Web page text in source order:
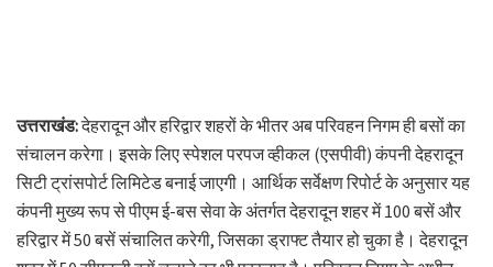
उत्तराखंड:देहरादून और हरिद्वार शहरों के भीतर अब परिवहन निगम ही बसों का
संचालन करेगा। इसके लिए स्पेशल परपज व्हीकल (एसपीवी) कंपनी देहरादून
सिटी ट्रांसपोर्ट लिमिटेड बनाई जाएगी। आर्थिक सर्वेक्षण रिपोर्ट के अनुसार यह
कंपनी मुख्य रूप से पीएम ई-बस सेवा के अंतर्गत देहरादून शहर में 100 बसें और
हरिद्वार में 50 बसें संचालित करेगी, जिसका ड्राफ्ट तैयार हो चुका है। देहरादून